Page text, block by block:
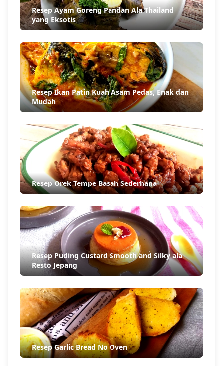
Resep Ayam Goreng Pandan Ala Thailand
yang Eksotis
Resep Ikan Patin Kuah Asam Pedas, Enak dan
Mudah
Resep Orek Tempe Basah Sederhana
Resep Puding Custard Smooth and Silky ala
Resto Jepang
Resep Garlic Bread No Oven